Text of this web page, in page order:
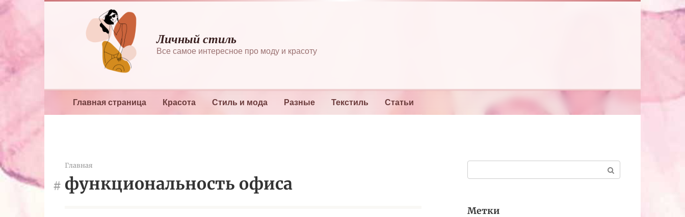
Перейти
к
Личный стиль
Все самое интересное про моду и красоту
Главная страница Красота Стиль и мода Разные Текстиль Статьи
Главная
функциональность офиса
Метки